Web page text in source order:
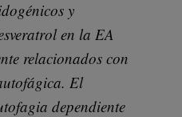
y
en la EA
relacionados con
El
dependiente